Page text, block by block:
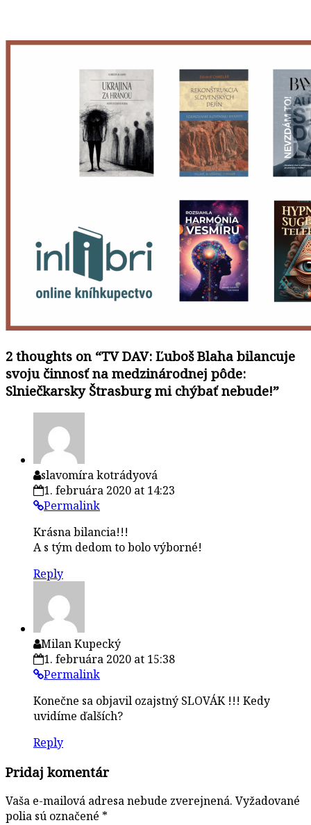
2 thoughts on “TV DAV: Ľuboš Blaha bilancuje
svoju činnosť na medzinárodnej pôde:
Slniečkarsky Štrasburg mi chýbať nebude!”
slavomíra kotrádyová
1. februára 2020 at 14:23
Permalink
Krásna bilancia!!!
A s tým dedom to bolo výborné!
Reply
Milan Kupecký
1. februára 2020 at 15:38
Permalink
Konečne sa objavil ozajstný SLOVÁK !!! Kedy
uvidíme ďalších?
Reply
Pridaj komentár
Vaša e-mailová adresa nebude zverejnená. Vyžadované
polia sú označené *